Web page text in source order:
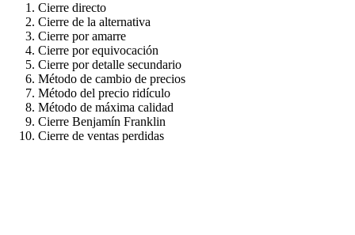
Cierre directo
Cierre de la alternativa
Cierre por amarre
Cierre por equivocación
Cierre por detalle secundario
Método de cambio de precios
Método del precio ridículo
Método de máxima calidad
Cierre Benjamín Franklin
Cierre de ventas perdidas